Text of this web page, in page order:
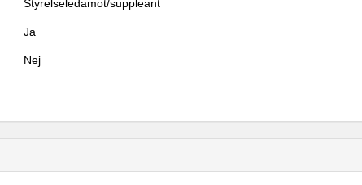
Styrelseledamot/suppleant
Ja
Nej